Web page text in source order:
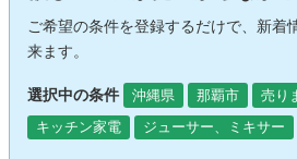
ご希望の条件を登録するだけで、新着
来ます。
選択中の条件 沖縄県 那覇市 売り
キッチン家電
ジューサー、ミキサー